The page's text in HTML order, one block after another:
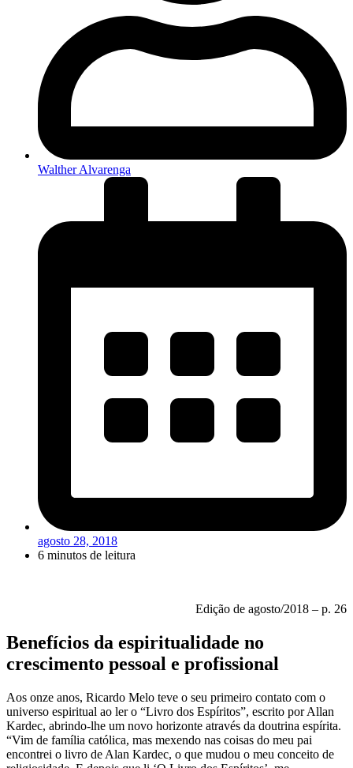
Walther Alvarenga
agosto 28, 2018
6 minutos de leitura
Edição de agosto/2018 – p. 26
Benefícios da espiritualidade no
crescimento pessoal e profissional
Aos onze anos, Ricardo Melo teve o seu primeiro contato com o
universo espiritual ao ler o “Livro dos Espíritos”, escrito por Allan
Kardec, abrindo-lhe um novo horizonte através da doutrina espírita.
“Vim de família católica, mas mexendo nas coisas do meu pai
encontrei o livro de Alan Kardec, o que mudou o meu conceito de